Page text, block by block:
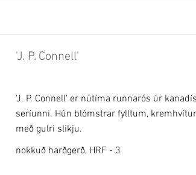
'J. P. Connell'
'J. P. Connell' er nútíma runnarós úr
seríunni. Hún blómstrar fylltum,
með gulri slikju.
nokkuð harðgerð, HRF - 3